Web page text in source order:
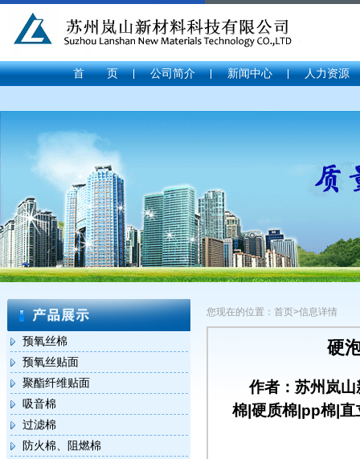
首 页 公司简介 新闻中心 人力资源
预氧丝棉
预氧丝贴面
聚酯纤维贴面
吸音棉
过滤棉
防火棉、阻燃棉
您现在的位置：首页>信息详情
硬
作者：苏州岚
棉|硬质棉|pp棉|